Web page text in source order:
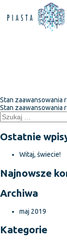
Nawigacja
wpisu
Stan zaawansowania
Stan zaawansowania
Szukaj:
Ostatnie
Witaj, świecie!
Najnowsze
Archiwa
maj 2019
Kategorie